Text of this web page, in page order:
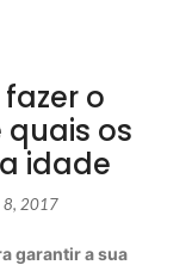
o
os
idade
8, 2017
garantir a sua